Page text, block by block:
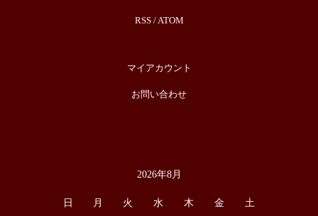
RSS/ ATOM
マイアカウント
お問い合わせ
2026年8月
日 月 火 水 木 金 土